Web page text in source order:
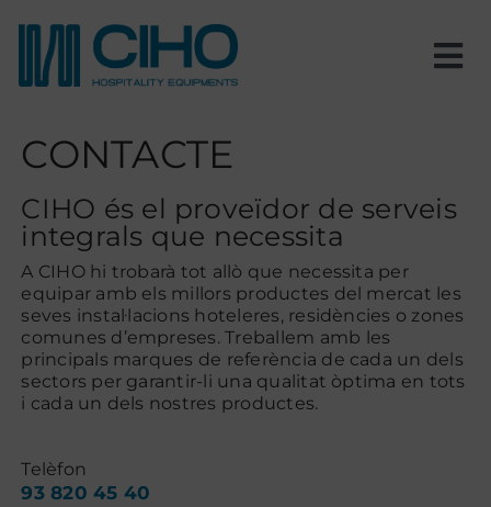
content
Productes
Estances
Projectes
Blog
CONTACTE
CIHO és el proveïdor de serveis
integrals que necessita
A CIHO hi trobarà tot allò que necessita per
equipar amb els millors productes del mercat les
seves instal·lacions hoteleres, residències o zones
comunes d’empreses. Treballem amb les
principals marques de referència de cada un dels
sectors per garantir-li una qualitat òptima en tots
i cada un dels nostres productes.
Telèfon
93 820 45 40